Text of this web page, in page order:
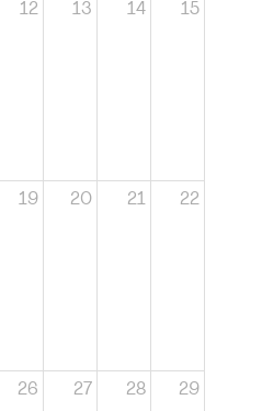
12 13 14 15
19 20 21 22
26 27 28 29